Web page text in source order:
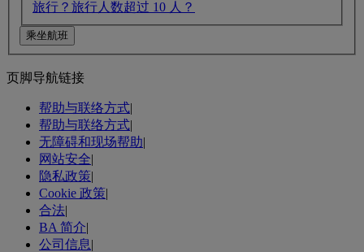
旅行？ 旅行人数超过 10 人？
页脚导航链接
帮助与联络方式|
帮助与联络方式|
无障碍和现场帮助|
网站安全|
隐私政策|
Cookie 政策|
合法|
BA 简介|
公司信息|